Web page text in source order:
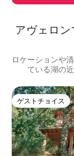
アヴェロ
ロケーションや
ている湖の
ゲストチョイス
ゲストチョイス